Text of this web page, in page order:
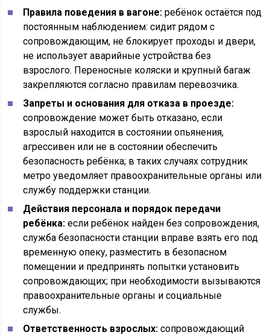
Правила поведения в вагоне: ребёнок остаётся под
постоянным наблюдением: сидит рядом с
сопровождающим, не блокирует проходы и двери,
не использует аварийные устройства без
взрослого. Переносные коляски и крупный багаж
закрепляются согласно правилам перевозчика.
Запреты и основания для отказа в проезде:
сопровождение может быть отказано, если
взрослый находится в состоянии опьянения,
агрессивен или не в состоянии обеспечить
безопасность ребёнка; в таких случаях сотрудник
метро уведомляет правоохранительные органы или
службу поддержки станции.
Действия персонала и порядок передачи
ребёнка: если ребёнок найден без сопровождения,
служба безопасности станции вправе взять его под
временную опеку, разместить в безопасном
помещении и предпринять попытки установить
сопровождающих; при необходимости вызываются
правоохранительные органы и социальные
службы.
Ответственность взрослых: сопровождающий